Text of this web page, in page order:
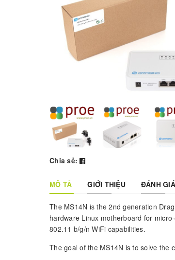
Chia sẻ:
MÔ TẢ GIỚI THIỆU ĐÁNH GIÁ
The MS14N is the 2nd generation
hardware Linux motherboard for
802.11 b/g/n WiFi capabilities.
The goal of the MS14N is to solve the